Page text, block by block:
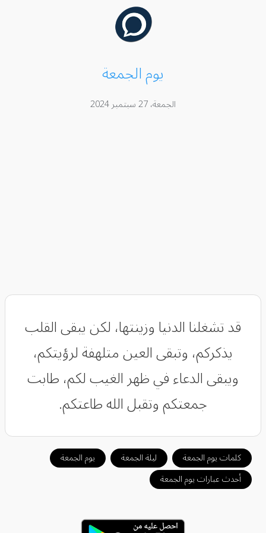
يوم الجمعة
الجمعة، 27 سبتمبر 2024
قد تشغلنا الدنيا وزينتها، لكن يبقى القلب
يذكركم، وتبقى العين متلهفة لرؤيتكم،
ويبقى الدعاء في ظهر الغيب لكم، طابت
جمعتكم وتقبل الله طاعتكم.
كلمات يوم الجمعة ليلة الجمعة
يوم الجمعة
أحدث عبارات يوم الجمعة